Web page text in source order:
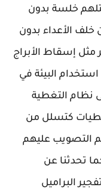
خلسة بدون
خلف الأعداء بدون
إسقاط الأبراج
البيئة في
نظام التغطية
كتسلل من
ثم التصويب عليهم
تحدثنا عن
البراميل